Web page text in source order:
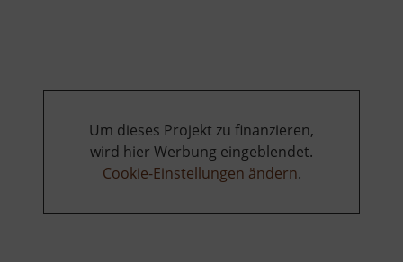
Um dieses Projekt zu finanzieren,
wird hier Werbung eingeblendet.
Cookie-Einstellungen ändern.